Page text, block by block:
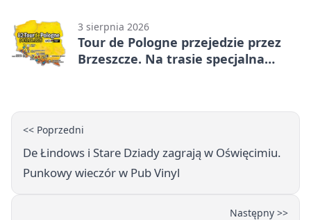
3 sierpnia 2026
Tour de Pologne przejedzie przez
Brzeszcze. Na trasie specjalna
<< Poprzedni
De Łindows i Stare Dziady zagrają w Oświęcimiu.
Punkowy wieczór w Pub Vinyl
Następny >>